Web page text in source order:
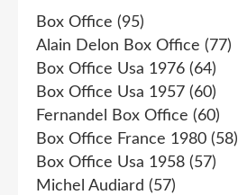
Box Office (95)
Alain Delon Box Office (77)
Box Office Usa 1976 (64)
Box Office Usa 1957 (60)
Fernandel Box Office (60)
Box Office France 1980 (58)
Box Office Usa 1958 (57)
Michel Audiard (57)